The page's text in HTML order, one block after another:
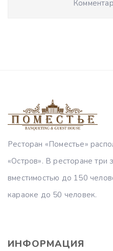
Ресторан «Поместье»
«Остров». В ресторане три
вместимостью до 150
караоке до 50 человек.
ИНФОРМАЦИЯ